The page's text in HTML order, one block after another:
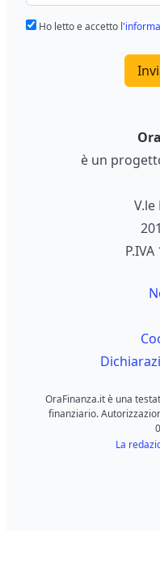
Ho letto e accetto
è un
V.le
OraFinanza.it è una
finanziario.
La